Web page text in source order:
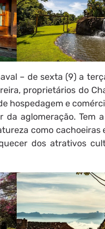
– de sexta (9) a
proprietários do
hospedagem e
aglomeração. Tem
como cachoeiras
dos atrativos